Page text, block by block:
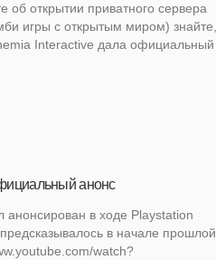
об открытии приватного сервера
игры с открытым миром) знайте,
Interactive дала официальный
анонс
анонсирован в ходе Playstation
в начале прошлой
watch?